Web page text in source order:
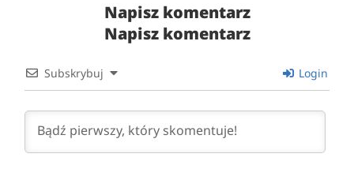
Napisz komentarz
Napisz komentarz
Subskrybuj Login